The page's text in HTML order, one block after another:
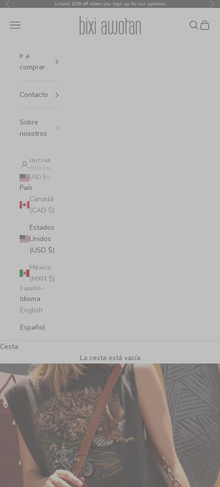
Ir al contenido
Anterior Unlock 10% off when you sign up for our updates
bixi awotan
Menú Buscar
Cesta
Ir a
comprar
Contacto
Sobre
nosotros
INICIAR
SESIÓN
USD $
País
Canadá
(CAD $)
Estados
Unidos
(USD $)
México
(MXN $)
Español
Idioma
English
Español
Cesta
La cesta está vacía